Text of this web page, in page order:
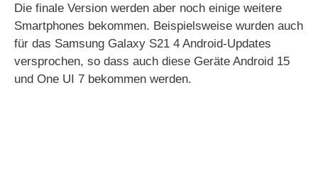
Die finale Version werden aber noch einige weitere
Smartphones bekommen. Beispielsweise wurden auch
für das Samsung Galaxy S21 4 Android-Updates
versprochen, so dass auch diese Geräte Android 15
und One UI 7 bekommen werden.